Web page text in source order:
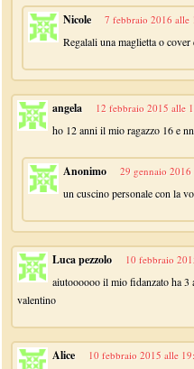
Nicole 7 febbraio 2016 alle
Regalali una maglietta o
angela 12 febbraio 2015 alle
ho 12 anni il mio ragazzo 16 e
Anonimo 29 gennaio
un cuscino personale con la
Luca pezzolo 10 febbraio
aiutoooooo il mio fidanzato ha 3
valentino
Alice 10 febbraio 2015 alle